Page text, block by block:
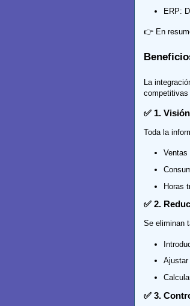
ERP:
👉 En
La
competitivas
✅ 1.
Toda la
Horas
✅ 2.
Se eliminan
✅ 3.